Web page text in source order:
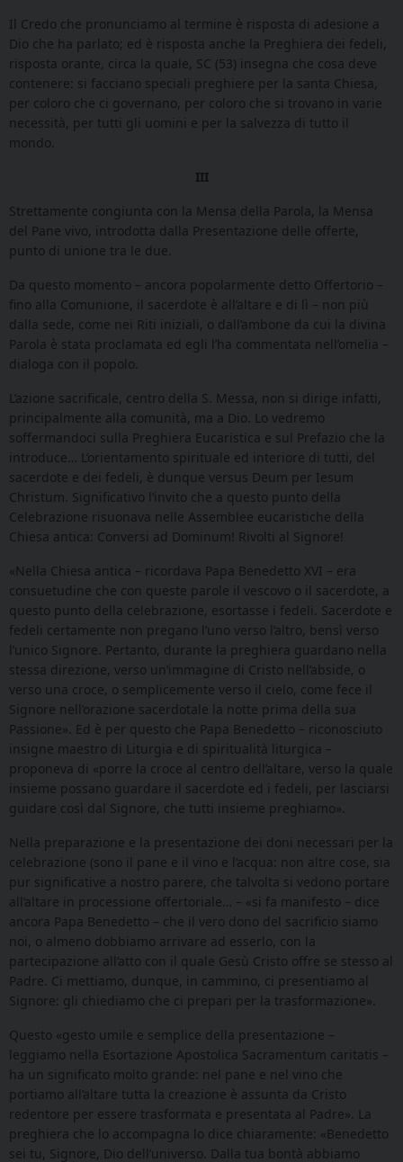
Il Credo che pronunciamo al termine è risposta di adesione a
Dio che ha parlato; ed è risposta anche la Preghiera dei fedeli,
risposta orante, circa la quale, SC (53) insegna che cosa deve
contenere: si facciano speciali preghiere per la santa Chiesa,
per coloro che ci governano, per coloro che si trovano in varie
necessità, per tutti gli uomini e per la salvezza di tutto il
mondo.
III
Strettamente congiunta con la Mensa della Parola, la Mensa
del Pane vivo, introdotta dalla Presentazione delle offerte,
punto di unione tra le due.
Da questo momento – ancora popolarmente detto Offertorio –
fino alla Comunione, il sacerdote è all’altare e di lì – non più
dalla sede, come nei Riti iniziali, o dall’ambone da cui la divina
Parola è stata proclamata ed egli l’ha commentata nell’omelia –
dialoga con il popolo.
L’azione sacrificale, centro della S. Messa, non si dirige infatti,
principalmente alla comunità, ma a Dio. Lo vedremo
soffermandoci sulla Preghiera Eucaristica e sul Prefazio che la
introduce… L’orientamento spirituale ed interiore di tutti, del
sacerdote e dei fedeli, è dunque versus Deum per Iesum
Christum. Significativo l’invito che a questo punto della
Celebrazione risuonava nelle Assemblee eucaristiche della
Chiesa antica: Conversi ad Dominum! Rivolti al Signore!
«Nella Chiesa antica – ricordava Papa Benedetto XVI – era
consuetudine che con queste parole il vescovo o il sacerdote, a
questo punto della celebrazione, esortasse i fedeli. Sacerdote e
fedeli certamente non pregano l’uno verso l’altro, bensì verso
l’unico Signore. Pertanto, durante la preghiera guardano nella
stessa direzione, verso un’immagine di Cristo nell’abside, o
verso una croce, o semplicemente verso il cielo, come fece il
Signore nell’orazione sacerdotale la notte prima della sua
Passione». Ed è per questo che Papa Benedetto – riconosciuto
insigne maestro di Liturgia e di spiritualità liturgica –
proponeva di «porre la croce al centro dell’altare, verso la quale
insieme possano guardare il sacerdote ed i fedeli, per lasciarsi
guidare così dal Signore, che tutti insieme preghiamo».
Nella preparazione e la presentazione dei doni necessari per la
celebrazione (sono il pane e il vino e l’acqua: non altre cose, sia
pur significative a nostro parere, che talvolta si vedono portare
all’altare in processione offertoriale… – «si fa manifesto – dice
ancora Papa Benedetto – che il vero dono del sacrificio siamo
noi, o almeno dobbiamo arrivare ad esserlo, con la
partecipazione all’atto con il quale Gesù Cristo offre se stesso al
Padre. Ci mettiamo, dunque, in cammino, ci presentiamo al
Signore: gli chiediamo che ci prepari per la trasformazione».
Questo «gesto umile e semplice della presentazione –
leggiamo nella Esortazione Apostolica Sacramentum caritatis –
ha un significato molto grande: nel pane e nel vino che
portiamo all’altare tutta la creazione è assunta da Cristo
redentore per essere trasformata e presentata al Padre». La
preghiera che lo accompagna lo dice chiaramente: «Benedetto
sei tu, Signore, Dio dell’universo. Dalla tua bontà abbiamo